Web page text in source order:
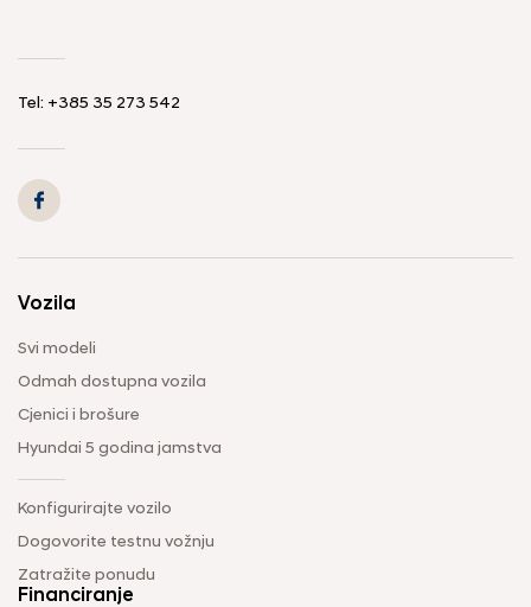
Tel: +385 35 273 542
Vozila
Svi modeli
Odmah dostupna vozila
Cjenici i brošure
Hyundai 5 godina jamstva
Konfigurirajte vozilo
Dogovorite testnu vožnju
Zatražite ponudu
Financiranje